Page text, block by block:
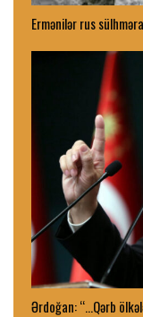
Ermənilər rus
Ərdoğan: “…Qərb